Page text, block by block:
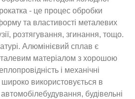
- це процес обробки
та властивості металевих
розтягування, згинання, тощо.
Алюмінієвий сплав є
матеріалом з хорошою
і механічні
широко використовується в
автомобілебудування, будівельні